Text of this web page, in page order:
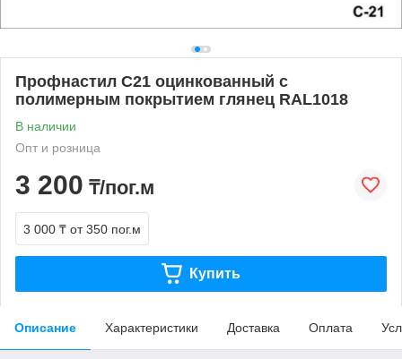
Профнастил С21 оцинкованный с
полимерным покрытием глянец RAL1018
В наличии
Опт и розница
3 200 ₸/пог.м
3 000 ₸ от 350 пог.м
Купить
Описание Характеристики Доставка Оплата